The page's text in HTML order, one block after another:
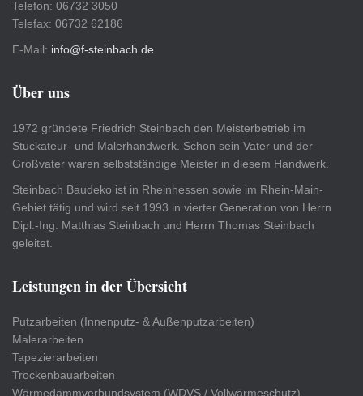
Telefon: 06732 3050
Telefax: 06732 62186
E-Mail: info@f-steinbach.de
Über uns
1972 gründete Friedrich Steinbach den Meisterbetrieb im
Stuckateur- und Malerhandwerk. Schon sein Vater und der
Großvater waren selbstständige Meister in diesem Handwerk.
Steinbach Baudeko ist in Rheinhessen sowie im Rhein-Main-
Gebiet tätig und wird seit 1993 in vierter Generation von Herrn
Dipl.-Ing. Matthias Steinbach und Herrn Thomas Steinbach
geleitet.
Leistungen in der Übersicht
Putzarbeiten (Innenputz- & Außenputzarbeiten)
Malerarbeiten
Tapezierarbeiten
Trockenbauarbeiten
Wärmedämmverbundsystem (WDVS / Vollwärmeschutz)